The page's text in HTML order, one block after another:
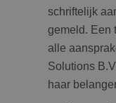
schriftelijk
gemeld. Een
alle
Solutions
haar